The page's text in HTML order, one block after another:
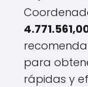
para
rápidas y